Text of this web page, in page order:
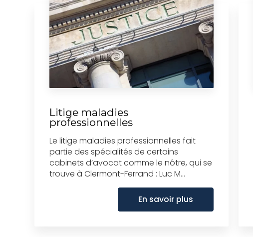
Litige maladies
professionnelles
Le litige maladies professionnelles fait
partie des spécialités de certains
cabinets d’avocat comme le nôtre, qui se
trouve à Clermont-Ferrand : Luc M...
En savoir plus